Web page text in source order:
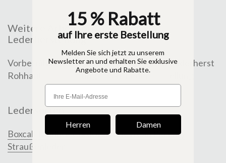
Weitere Arbeitsprozesse der
Lederherstellung
Vorbereitung der
Rohhaut
Gerb
ung
Zurichtung
vom Leder
Lederherst
Ledersorten
Boxcalf RindboxCordovan ChevreauPeccary
Straußenleder
15 % Rabatt
auf Ihre erste Bestellung
Melden Sie sich jetzt zu unserem
Newsletter an und erhalten Sie exklusive
Angebote und Rabatte.
Herren Damen